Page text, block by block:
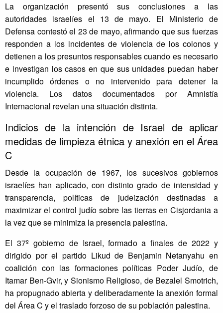
La organización presentó sus conclusiones a las
autoridades israelíes el 13 de mayo. El Ministerio de
Defensa contestó el 23 de mayo, afirmando que sus fuerzas
responden a los incidentes de violencia de los colonos y
detienen a los presuntos responsables cuando es necesario
e investigan los casos en que sus unidades puedan haber
incumplido órdenes o no intervenido para detener la
violencia. Los datos documentados por Amnistía
Internacional revelan una situación distinta.
Indicios de la intención de Israel de aplicar
medidas de limpieza étnica y anexión en el Área
C
Desde la ocupación de 1967, los sucesivos gobiernos
israelíes han aplicado, con distinto grado de intensidad y
transparencia, políticas de judeización destinadas a
maximizar el control judío sobre las tierras en Cisjordania a
la vez que se minimiza la presencia palestina.
El 37º gobierno de Israel, formado a finales de 2022 y
dirigido por el partido Likud de Benjamin Netanyahu en
coalición con las formaciones políticas Poder Judío, de
Itamar Ben-Gvir, y Sionismo Religioso, de Bezalel Smotrich,
ha propugnado abierta y deliberadamente la anexión formal
del Área C y el traslado forzoso de su población palestina.